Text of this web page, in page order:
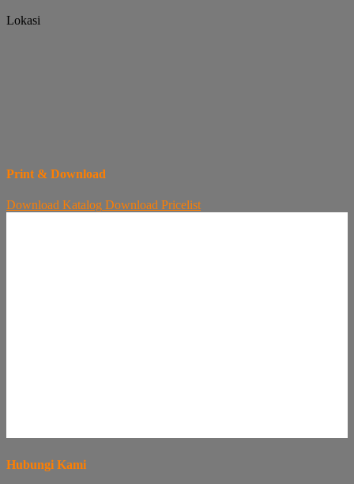
Lokasi
Print & Download
Download Katalog Download Pricelist
Hubungi Kami